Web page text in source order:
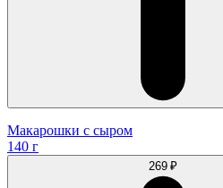
Макарошки с сыром
140 г
269 ₽